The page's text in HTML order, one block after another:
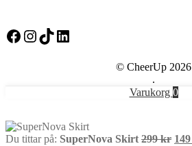
Facebook
Instagram
TikTokLinkedIn
© CheerUp 2026
.
Varukorg 0
Du tittar på: SuperNova Skirt 299kr Det
149